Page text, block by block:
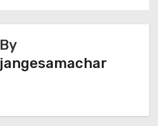
By
jangesamachar